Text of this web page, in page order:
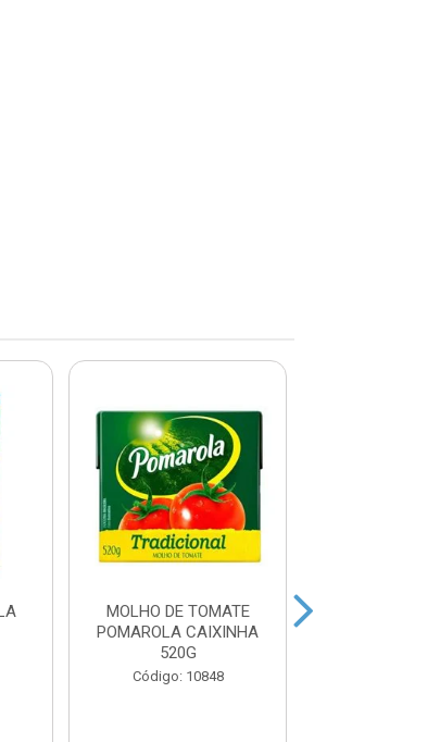
MOLHO DE TOMATE
POMAROLA CAIXINHA
520G
Código: 10848